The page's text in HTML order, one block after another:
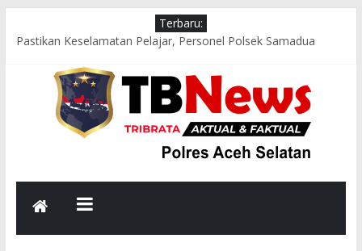
Terbaru:
Pastikan Keselamatan Pelajar, Personel Polsek Samadua
Polsek Meukek Salurkan Bantuan Sosial kepada Korban
Rumah Tertimpa Pohon Tumbang di Gampong Rot Teungoh
Kapolres Aceh Selatan Imbau Masyarakat Tingkatkan
Kewaspadaan Hadapi Potensi Cuaca Ekstrem
Sat Samapta Polres Aceh Selatan Hadir di Jam Sibuk Pagi,
Lancar
Patroli Malam Polsek Labuhanhaji Barat, Sambangi Titik